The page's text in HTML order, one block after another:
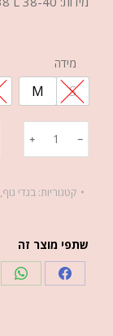
מידה
S
M
﹣
﹢
קטגוריות: בגדי גוף,
שתפי מוצר זה